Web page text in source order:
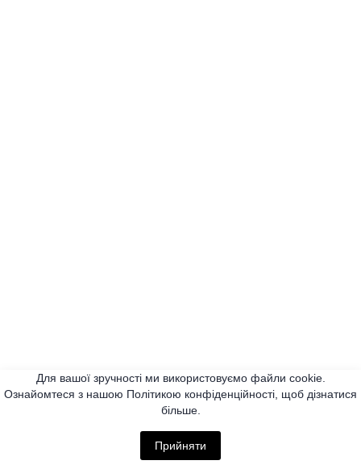
Для вашої зручності ми використовуємо файли cookie.
Ознайомтеся з нашою Політикою конфіденційності, щоб дізнатися
більше.
Прийняти